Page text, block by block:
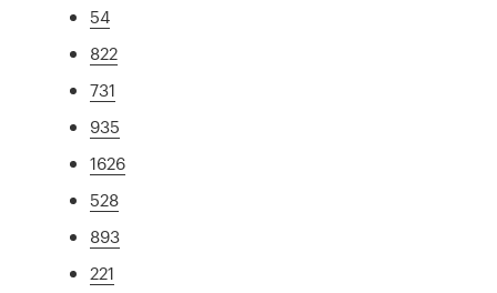
54
822
731
935
1626
528
893
221